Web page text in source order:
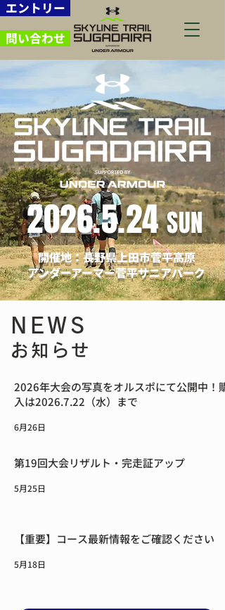
エントリー
問い合わせ
2026.5.24 SUN
開催地：長野県上田市菅平高原
アンダーアーマー菅平サニアパーク
NEWS
お知らせ
2026年大会の写真をオルスポにて公開中！購
入は2026.7.22（水）まで
6月26日
第19回大会リザルト・完走証アップ
5月25日
【重要】コース最新情報をご確認ください
5月18日